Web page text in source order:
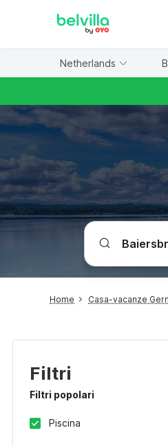
Netherlands
Home Casa-vacanze
Filtri
Filtri popolari
Piscina